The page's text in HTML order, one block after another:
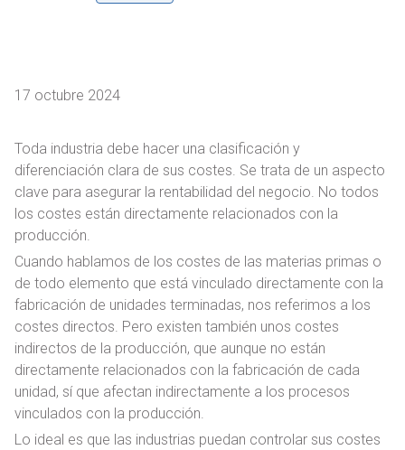
17 octubre 2024
Toda industria debe hacer una clasificación y
diferenciación clara de sus costes. Se trata de un aspecto
clave para asegurar la rentabilidad del negocio. No todos
los costes están directamente relacionados con la
producción.
Cuando hablamos de los costes de las materias primas o
de todo elemento que está vinculado directamente con la
fabricación de unidades terminadas, nos referimos a los
costes directos. Pero existen también unos costes
indirectos de la producción, que aunque no están
directamente relacionados con la fabricación de cada
unidad, sí que afectan indirectamente a los procesos
vinculados con la producción.
Lo ideal es que las industrias puedan controlar sus costes